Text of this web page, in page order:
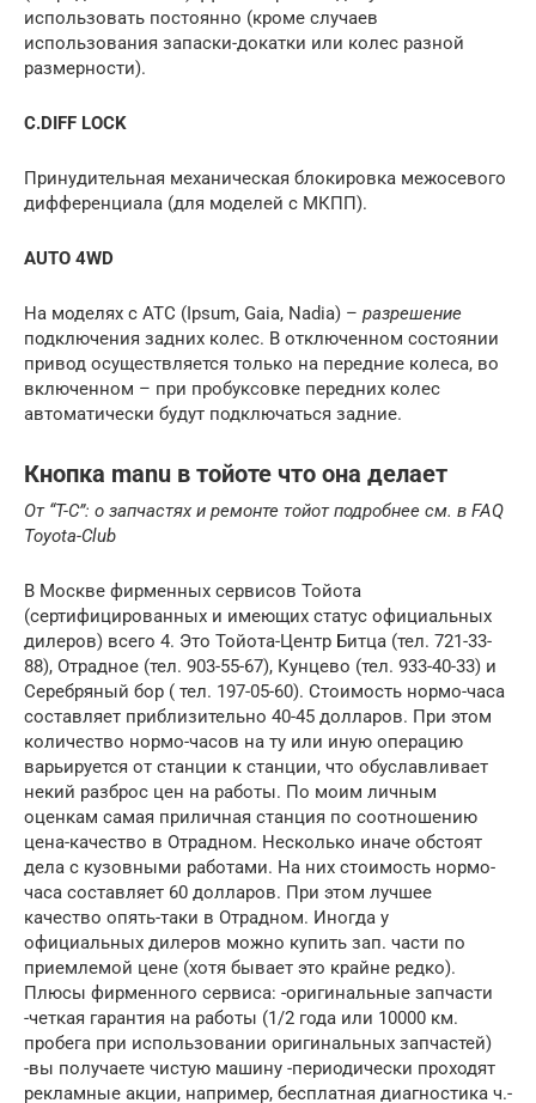
использовать постоянно (кроме случаев
использования запаски-докатки или колес разной
размерности).
C.DIFF LOCK
Принудительная механическая блокировка межосевого
дифференциала (для моделей с МКПП).
AUTO 4WD
На моделях с ATC (Ipsum, Gaia, Nadia) – разрешение
подключения задних колес. В отключенном состоянии
привод осуществляется только на передние колеса, во
включенном – при пробуксовке передних колес
автоматически будут подключаться задние.
Кнопка manu в тойоте что она делает
От “T-C”: о запчастях и ремонте тойот подробнее см. в FAQ
Toyota-Club
В Москве фирменных сервисов Тойота
(сертифицированных и имеющих статус официальных
дилеров) всего 4. Это Тойота-Центр Битца (тел. 721-33-
88), Отрадное (тел. 903-55-67), Кунцево (тел. 933-40-33) и
Серебряный бор ( тел. 197-05-60). Стоимость нормо-часа
составляет приблизительно 40-45 долларов. При этом
количество нормо-часов на ту или иную операцию
варьируется от станции к станции, что обуславливает
некий разброс цен на работы. По моим личным
оценкам самая приличная станция по соотношению
цена-качество в Отрадном. Несколько иначе обстоят
дела с кузовными работами. На них стоимость нормо-
часа составляет 60 долларов. При этом лучшее
качество опять-таки в Отрадном. Иногда у
официальных дилеров можно купить зап. части по
приемлемой цене (хотя бывает это крайне редко).
Плюсы фирменного сервиса: -оригинальные запчасти
-четкая гарантия на работы (1/2 года или 10000 км.
пробега при использовании оригинальных запчастей)
-вы получаете чистую машину -периодически проходят
рекламные акции, например, бесплатная диагностика ч.-